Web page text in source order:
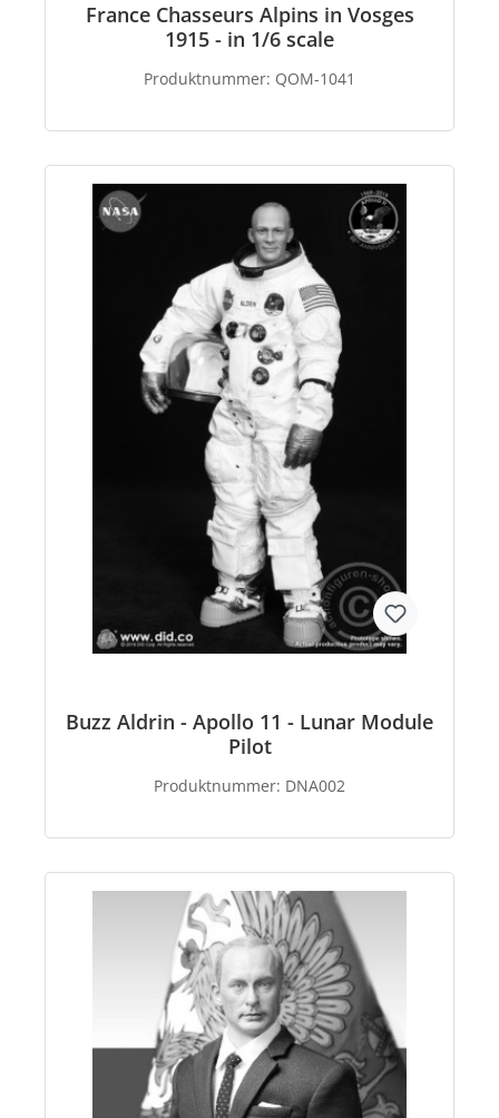
France Chasseurs Alpins in Vosges
1915 - in 1/6 scale
Produktnummer: QOM-1041
Buzz Aldrin - Apollo 11 - Lunar Module
Pilot
Produktnummer: DNA002